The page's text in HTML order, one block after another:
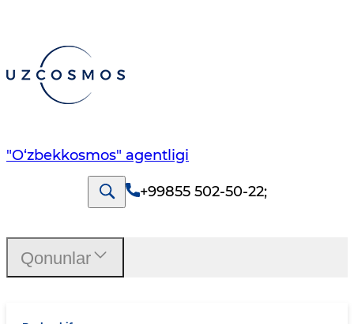
"O‘zbekkosmos" agentligi
+99855 502-50-22;
Qonunlar